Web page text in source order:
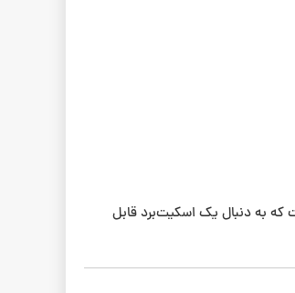
که به دنبال یک اسکیت‌برد قابل